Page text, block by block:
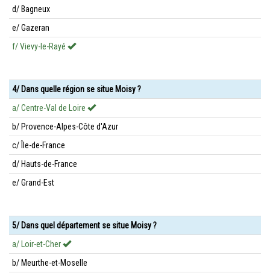
d/ Bagneux
e/ Gazeran
f/ Vievy-le-Rayé
4/ Dans quelle région se situe Moisy ?
a/ Centre-Val de Loire
b/ Provence-Alpes-Côte d'Azur
c/ Île-de-France
d/ Hauts-de-France
e/ Grand-Est
5/ Dans quel département se situe Moisy ?
a/ Loir-et-Cher
b/ Meurthe-et-Moselle